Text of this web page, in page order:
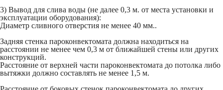
3) Вывод для слива воды (не далее 0,3 м. от места установки и
эксплуатации оборудования):
Диаметр сливного отверстия не менее 40 мм..
Задняя стенка пароконвектомата должна находиться на
расстоянии не менее чем 0,3 м от ближайшей стены или других
конструкций.
Расстояние от верхней части пароконвектомата до потолка либо
вытяжки должно составлять не менее 1,5 м.